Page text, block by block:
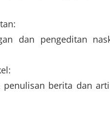
dan pengeditan
penulisan berita dan